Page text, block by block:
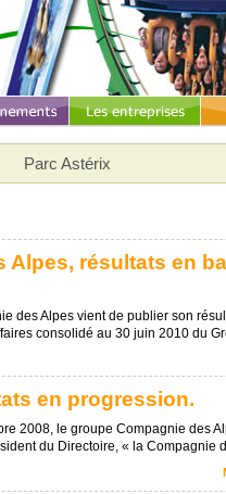
Parc Astérix
Alpes, résultats en
des Alpes vient de publier son
consolidé au 30 juin 2010 du
en progression.
2008, le groupe Compagnie des
du Directoire, « la Compagnie